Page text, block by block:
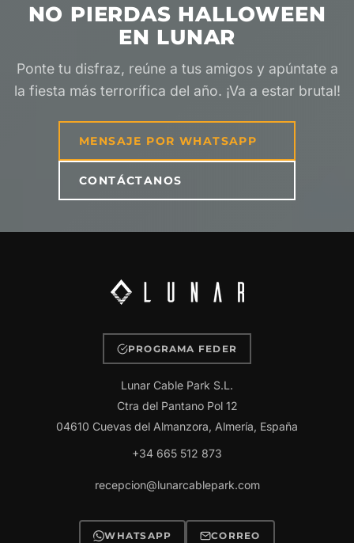
NO PIERDAS HALLOWEEN
EN LUNAR
Ponte tu disfraz, reúne a tus amigos y apúntate a
la fiesta más terrorífica del año. ¡Va a estar brutal!
MENSAJE POR WHATSAPP
CONTÁCTANOS
PROGRAMA FEDER
Lunar Cable Park S.L.
Ctra del Pantano Pol 12
04610 Cuevas del Almanzora, Almería, España
+34 665 512 873
recepcion@lunarcablepark.com
WHATSAPP CORREO